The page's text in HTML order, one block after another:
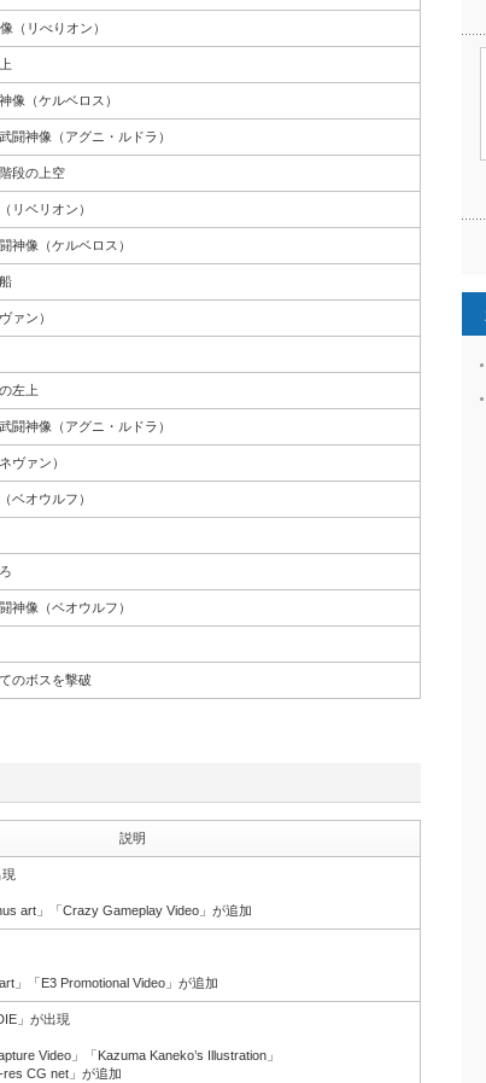
（リべりオン）
像（ケルベロス）
闘神像（アグニ・ルドラ）
段の上空
リベリオン）
神像（ケルベロス）
ァン）
左上
神像（アグニ・ルドラ）
ヴァン）
ベオウルフ）
神像（ベオウルフ）
のボスを撃破
説明
art」「Crazy Gameplay Video」が追加
」「E3 Promotional Video」が追加
」が出現
Video」「Kazuma Kaneko’s Illustration」
res CG net」が追加